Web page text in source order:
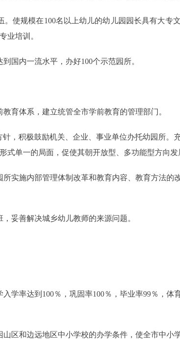
规模在100名以上幼儿的幼儿园园长具有大专
业培训。
内一流水平，办好100个示范园所。
体系，建立统管全市学前教育的管理部门。
积极鼓励机关、企业、事业单位办托幼园所。
单一的局面，促使其朝开放型、多功能型方向发
施内部管理体制改革和教育内容、教育方法的
善解决城乡幼儿教师的来源问题。
率达到100％，巩固率100％，毕业率99％，体
和边远地区中小学校的办学条件，使全市中小